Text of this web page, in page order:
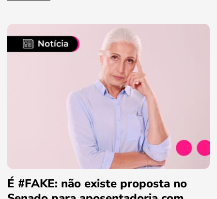
É #FAKE: não existe proposta no